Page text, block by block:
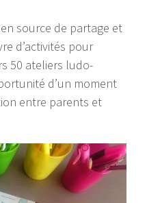
source de partage et
d’activités pour
50 ateliers ludo-
d’un moment
entre parents et